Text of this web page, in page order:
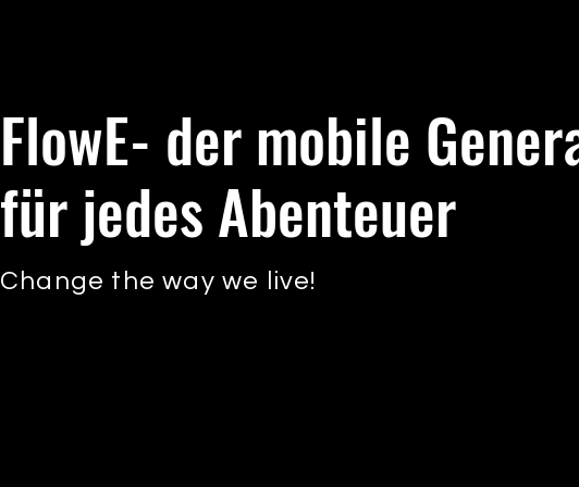
FlowE- der mobile
für jedes Abenteuer
Change the way we live!